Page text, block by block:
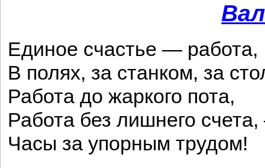
Единое счастье — работа,
В полях, за станком, за
Работа до жаркого пота,
Работа без лишнего
Часы за упорным трудом!